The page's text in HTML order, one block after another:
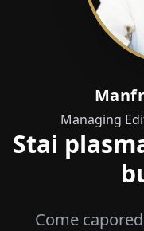
Managing
Stai
Come